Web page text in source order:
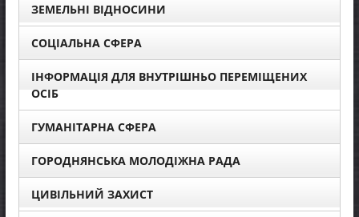
ЗЕМЕЛЬНІ ВІДНОСИНИ
СОЦІАЛЬНА СФЕРА
ІНФОРМАЦІЯ ДЛЯ ВНУТРІШНЬО ПЕРЕМІЩЕНИХ
ОСІБ
ГУМАНІТАРНА СФЕРА
ГОРОДНЯНСЬКА МОЛОДІЖНА РАДА
ЦИВІЛЬНИЙ ЗАХИСТ